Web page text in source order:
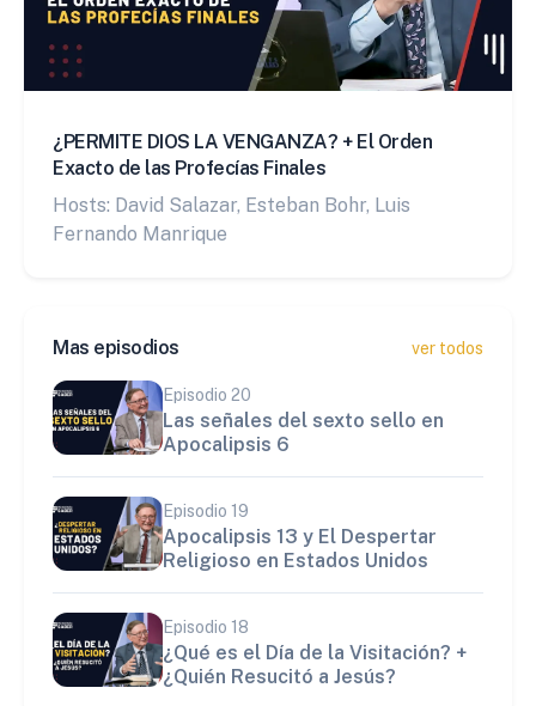
¿PERMITE DIOS LA VENGANZA? + El Orden
Exacto de las Profecías Finales
Hosts: David Salazar, Esteban Bohr, Luis
Fernando Manrique
Mas episodios ver todos
Episodio 20
Las señales del sexto sello en
Apocalipsis 6
Episodio 19
Apocalipsis 13 y El Despertar
Religioso en Estados Unidos
Episodio 18
¿Qué es el Día de la Visitación? +
¿Quién Resucitó a Jesús?